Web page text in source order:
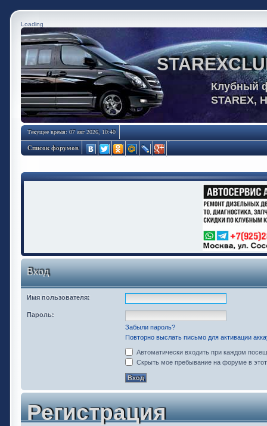
Loading
Клубный
STAREX,
Текущее время: 07 авг 2026, 10:40
Список форумов
Вход
Имя пользователя:
Пароль:
Забыли пароль?
Повторно выслать письмо для активации
Автоматически входить при каждом
Скрыть мое пребывание на форуме в
Регистрация